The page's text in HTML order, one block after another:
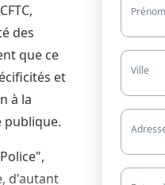
des
que ce
et
à la
publique.
d'autant
Prénom
Ville